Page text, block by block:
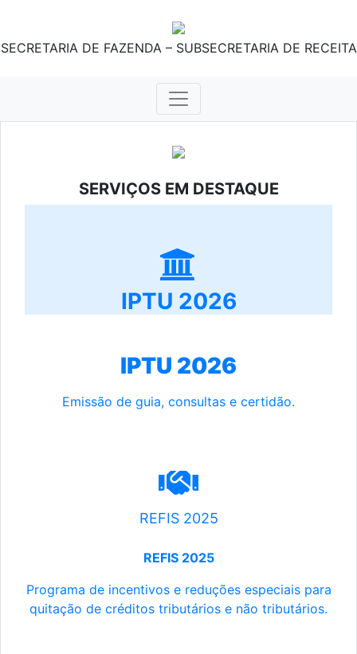
SECRETARIA DE FAZENDA – SUBSECRETARIA DE RECEITA
SERVIÇOS EM DESTAQUE
IPTU 2026
IPTU 2026
Emissão de guia, consultas e certidão.
REFIS 2025
REFIS 2025
Programa de incentivos e reduções especiais para
quitação de créditos tributários e não tributários.